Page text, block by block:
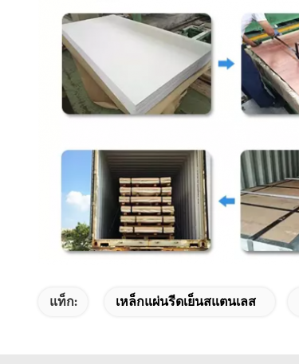
แท็ก: เหล็กแผ่นรีดเย็นสแตนเลส